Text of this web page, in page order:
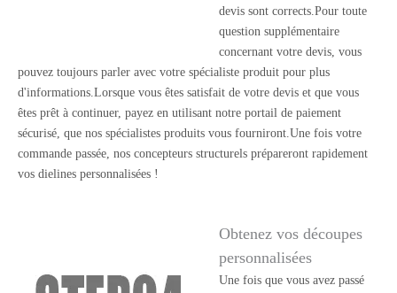
devis sont corrects.Pour toute
question supplémentaire
concernant votre devis, vous
pouvez toujours parler avec votre spécialiste produit pour plus
d'informations.Lorsque vous êtes satisfait de votre devis et que vous
êtes prêt à continuer, payez en utilisant notre portail de paiement
sécurisé, que nos spécialistes produits vous fourniront.Une fois votre
commande passée, nos concepteurs structurels prépareront rapidement
vos dielines personnalisées !
Obtenez vos découpes
personnalisées
Une fois que vous avez passé